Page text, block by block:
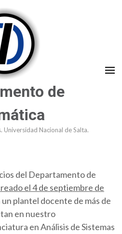
de
Universidad Nacional de Salta.
del Departamento de
el 4 de septiembre de
plantel docente de más de
en nuestro
en Análisis de Sistemas